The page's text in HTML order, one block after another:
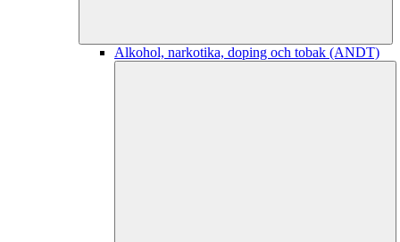
Alkohol, narkotika, doping och tobak (ANDT)